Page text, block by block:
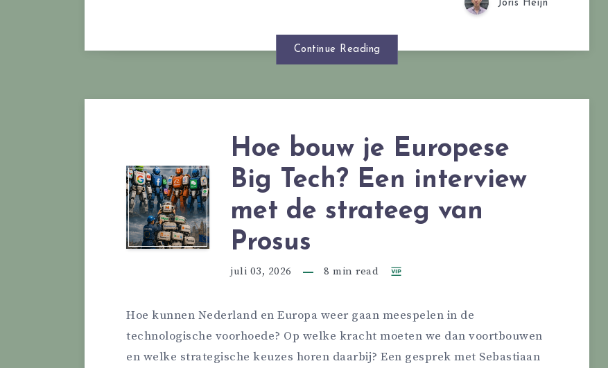
Joris Heijn
Continue Reading
Hoe bouw je Europese
Big Tech? Een interview
met de strateeg van
Prosus
juli 03, 2026 8 min read
Hoe kunnen Nederland en Europa weer gaan meespelen in de
technologische voorhoede? Op welke kracht moeten we dan voortbouwen
en welke strategische keuzes horen daarbij? Een gesprek met Sebastiaan